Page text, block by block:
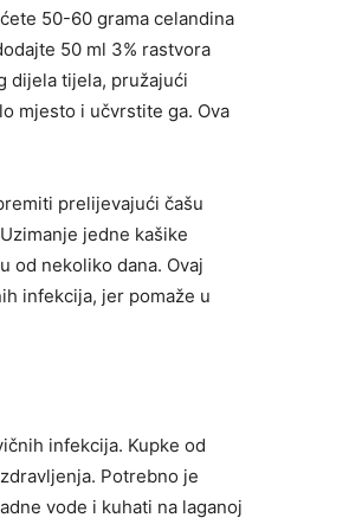
50-60 grama celandina
50 ml 3% rastvora
dijela tijela, pružajući
mjesto i učvrstite ga. Ova
prelijevajući čašu
jedne kašike
od nekoliko dana. Ovaj
infekcija, jer pomaže u
infekcija. Kupke od
Potrebno je
vode i kuhati na laganoj